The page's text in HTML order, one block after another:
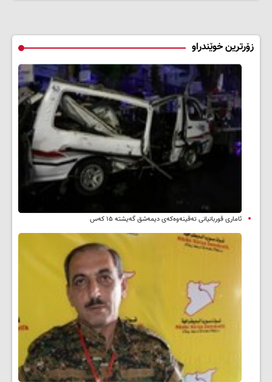
زۆرترین خوێندراو
ئاماری قوربانیانی تەقینەوەکەی دیمەشق گەیشتە ۱۵ کەس